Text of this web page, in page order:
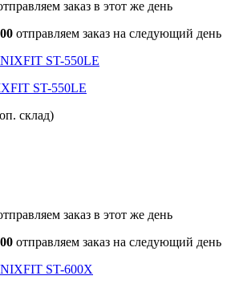
заказ в этот же день
отправляем заказ на следующий день
ST-550LE
склад)
заказ в этот же день
отправляем заказ на следующий день